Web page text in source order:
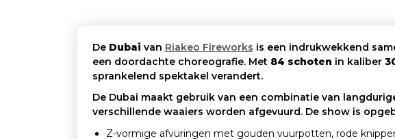
De Dubai van Riakeo Fireworks is een indrukwekkend
een doordachte choreografie. Met 84 schoten in kaliber
sprankelend spektakel verandert.
De Dubai maakt gebruik van een combinatie van
verschillende waaiers worden afgevuurd. De show is
Z-vormige afvuringen met gouden vuurpotten, rode